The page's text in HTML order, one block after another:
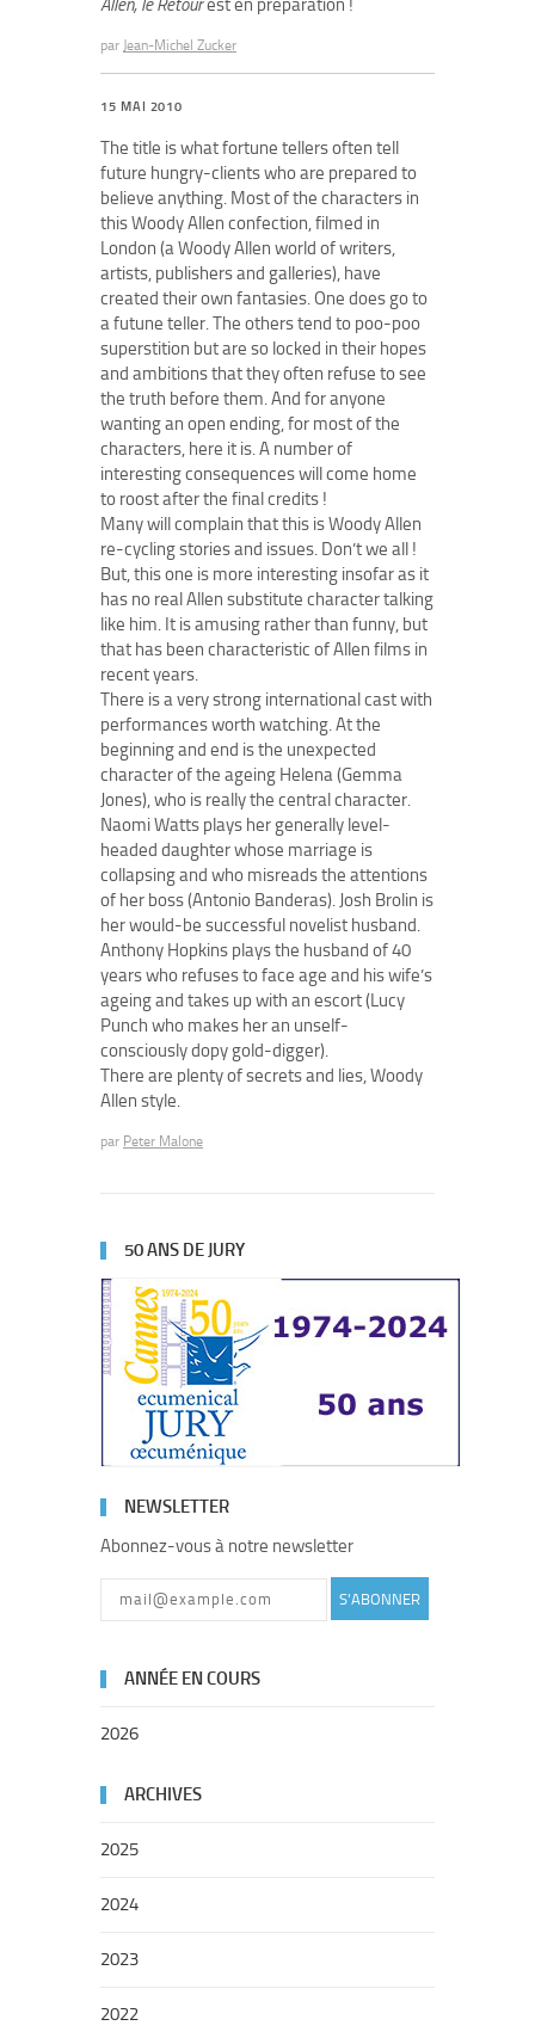
Allen, le Retourest en préparation !
par Jean-Michel Zucker
15 MAI 2010
The title is what fortune tellers often tell
future hungry-clients who are prepared to
believe anything. Most of the characters in
this Woody Allen confection, filmed in
London (a Woody Allen world of writers,
artists, publishers and galleries), have
created their own fantasies. One does go to
a futune teller. The others tend to poo-poo
superstition but are so locked in their hopes
and ambitions that they often refuse to see
the truth before them. And for anyone
wanting an open ending, for most of the
characters, here it is. A number of
interesting consequences will come home
to roost after the final credits !
Many will complain that this is Woody Allen
re-cycling stories and issues. Don’t we all !
But, this one is more interesting insofar as it
has no real Allen substitute character talking
like him. It is amusing rather than funny, but
that has been characteristic of Allen films in
recent years.
There is a very strong international cast with
performances worth watching. At the
beginning and end is the unexpected
character of the ageing Helena (Gemma
Jones), who is really the central character.
Naomi Watts plays her generally level-
headed daughter whose marriage is
collapsing and who misreads the attentions
of her boss (Antonio Banderas). Josh Brolin is
her would-be successful novelist husband.
Anthony Hopkins plays the husband of 40
years who refuses to face age and his wife’s
ageing and takes up with an escort (Lucy
Punch who makes her an unself-
consciously dopy gold-digger).
There are plenty of secrets and lies, Woody
Allen style.
par Peter Malone
50 ANS DE JURY
NEWSLETTER
Abonnez-vous à notre newsletter
S'ABONNER
ANNÉE EN COURS
2026
ARCHIVES
2025
2024
2023
2022